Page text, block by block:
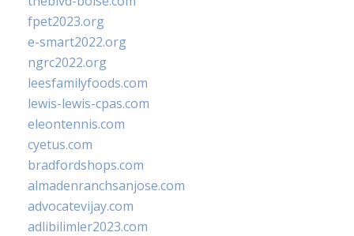
fpet2023.org
e-smart2022.org
ngrc2022.org
leesfamilyfoods.com
lewis-lewis-cpas.com
eleontennis.com
cyetus.com
bradfordshops.com
almadenranchsanjose.com
advocatevijay.com
adlibilimler2023.com